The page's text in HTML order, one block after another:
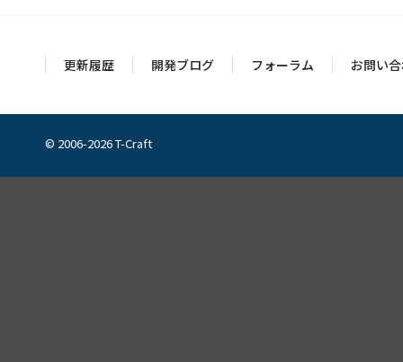
更新履歴 開発ブログ フォーラム お問い
© 2006-2026 T-Craft